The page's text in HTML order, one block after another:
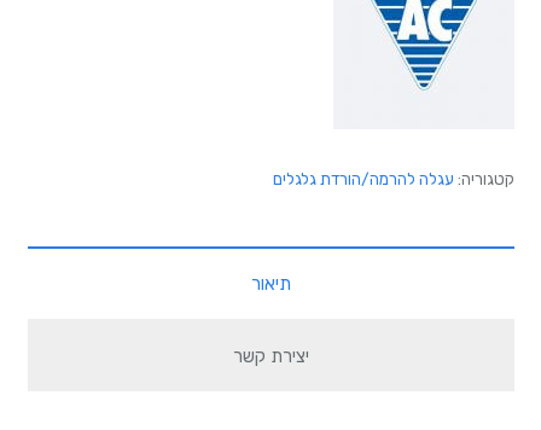
קטגוריה: עגלה להרמה/הורדת גלגלים
תיאור
יצירת קשר